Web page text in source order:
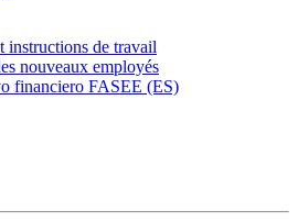
instructions de travail
nouveaux employés
financiero FASEE (ES)